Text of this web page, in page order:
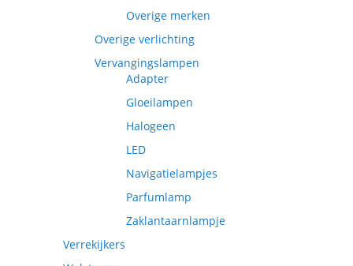
Overige merken
Overige verlichting
Vervangingslampen
Adapter
Gloeilampen
Halogeen
LED
Navigatielampjes
Parfumlamp
Zaklantaarnlampje
Verrekijkers